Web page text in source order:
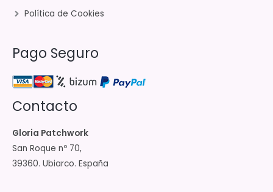
Política de Cookies
Pago Seguro
Contacto
Gloria Patchwork
San Roque nº 70,
39360. Ubiarco. España